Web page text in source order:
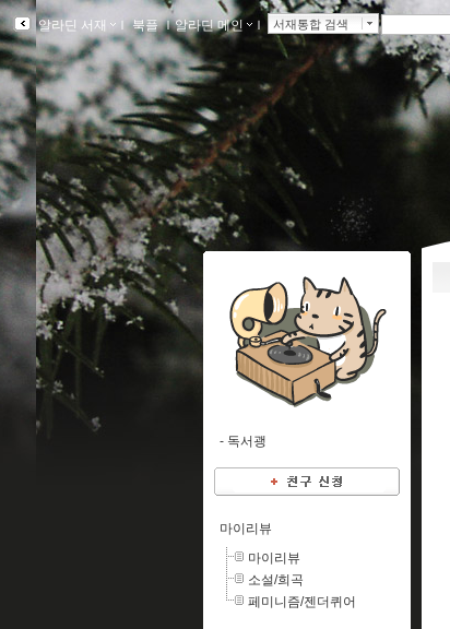
알라딘 서재 ｌ북플ｌ알라딘 메인 ｌ 서재통합 검색
- 독서괭
마이리뷰
마이리뷰
소설/희곡
페미니즘/젠더퀴어